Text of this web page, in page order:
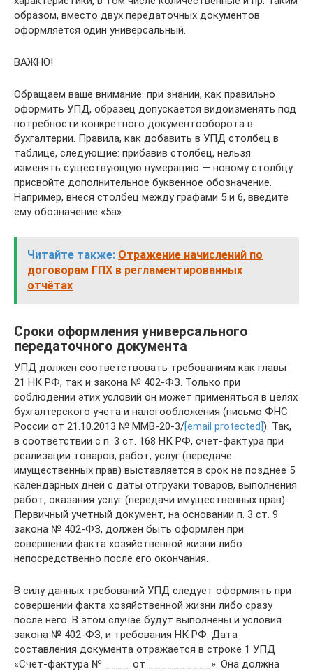
образом, вместо двух передаточных документов
оформляется один универсальный.
ВАЖНО!
Обращаем ваше внимание: при знании, как правильно
оформить УПД, образец допускается видоизменять под
потребности конкретного документооборота в
бухгалтерии. Правила, как добавить в УПД столбец в
таблице, следующие: прибавив столбец, нельзя
изменять существующую нумерацию — новому столбцу
присвойте дополнительное буквенное обозначение.
Например, внеся столбец между графами 5 и 6, введите
ему обозначение «5а».
Читайте также: Отражение начислений по
договорам ГПХ в регламентированных
отчётах
Сроки оформления универсального
передаточного документа
УПД должен соответствовать требованиям как главы
21 НК РФ, так и закона № 402-ФЗ. Только при
соблюдении этих условий он может применяться в целях
бухгалтерского учета и налогообложения (письмо ФНС
России от 21.10.2013 № ММВ-20-3/[email protected]). Так,
в соответствии с п. 3 ст. 168 НК РФ, счет-фактура при
реализации товаров, работ, услуг (передаче
имущественных прав) выставляется в срок не позднее 5
календарных дней с даты отгрузки товаров, выполнения
работ, оказания услуг (передачи имущественных прав).
Первичный учетный документ, на основании п. 3 ст. 9
закона № 402-ФЗ, должен быть оформлен при
совершении факта хозяйственной жизни либо
непосредственно после его окончания.
В силу данных требований УПД следует оформлять при
совершении факта хозяйственной жизни либо сразу
после него. В этом случае будут выполнены и условия
закона № 402-ФЗ, и требования НК РФ. Дата
составления документа отражается в строке 1 УПД
«Счет-фактура № ____ от __________». Она должна